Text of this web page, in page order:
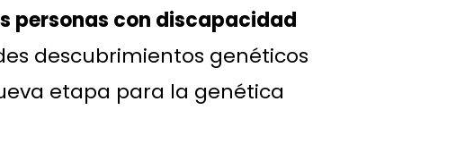
personas con discapacidad
descubrimientos genéticos
etapa para la genética